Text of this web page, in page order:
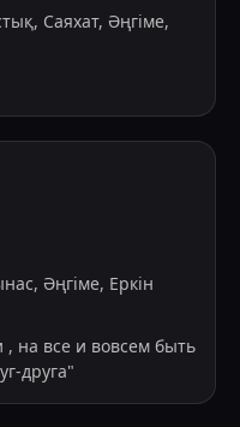
Саяхат, Әңгіме,
Әңгіме, Еркін
на все и вовсем быть
друга"